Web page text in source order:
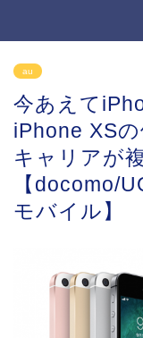
au
今あえて
iPhone XS
キャリアが
【docomo/
モバイル】